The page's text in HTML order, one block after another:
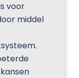
voor
middel